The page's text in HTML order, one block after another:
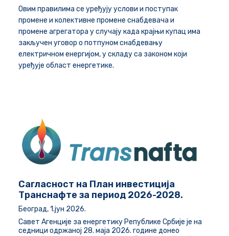
Овим правилима се уређују услови и поступак
промене и колективне промене снабдевача и
промене агрегатора у случају када крајњи купац има
закључен уговор о потпуном снабдевању
електричном енергијом, у складу са законом који
уређује област енергетике.
Сагласност на План инвестиција
Транснафте за период 2026-2028.
Београд, 1.јун 2026.
Савет Агенције за енергетику Републике Србије је на
седници одржаној 28. маја 2026. године донео